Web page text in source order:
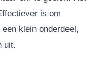
is om
klein onderdeel,
uit.